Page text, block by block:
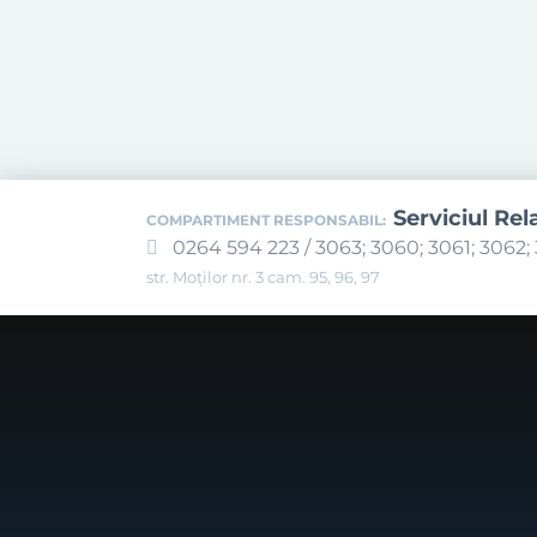
COMPARTIMENT RESPONSABIL: Serviciul
0264 594 223 / 3063; 3060; 3061; 3062;
str. Moților nr. 3 cam. 95, 96, 97